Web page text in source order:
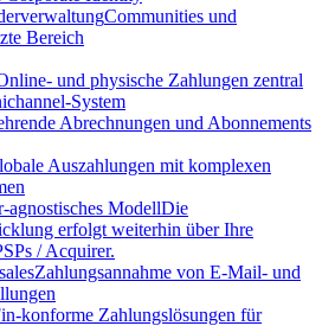
Communities und
Bereich
und physische Zahlungen zentral
System
Abrechnungen und Abonnements
Auszahlungen mit komplexen
ModellDie
erfolgt weiterhin über Ihre
/ Acquirer.
Zahlungsannahme von E-Mail- und
konforme Zahlungslösungen für